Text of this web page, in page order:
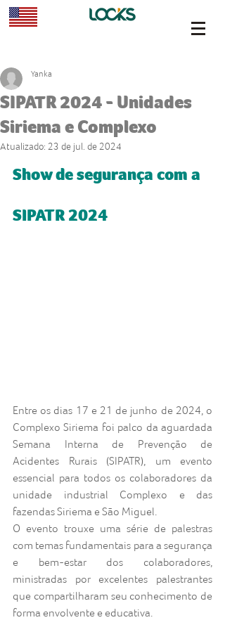
SIPATR 2024 - Unidades
Siriema e Complexo
Yanka
Atualizado: 23 de jul. de 2024
Show de segurança com a
SIPATR 2024
Entre os dias 17 e 21 de junho de 2024, o
Complexo Siriema foi palco da aguardada
Semana Interna de Prevenção de
Acidentes Rurais (SIPATR), um evento
essencial para todos os colaboradores da
unidade industrial Complexo e das
fazendas Siriema e São Miguel.
O evento trouxe uma série de palestras
com temas fundamentais para a segurança
e bem-estar dos colaboradores,
ministradas por excelentes palestrantes
que compartilharam seu conhecimento de
forma envolvente e educativa.